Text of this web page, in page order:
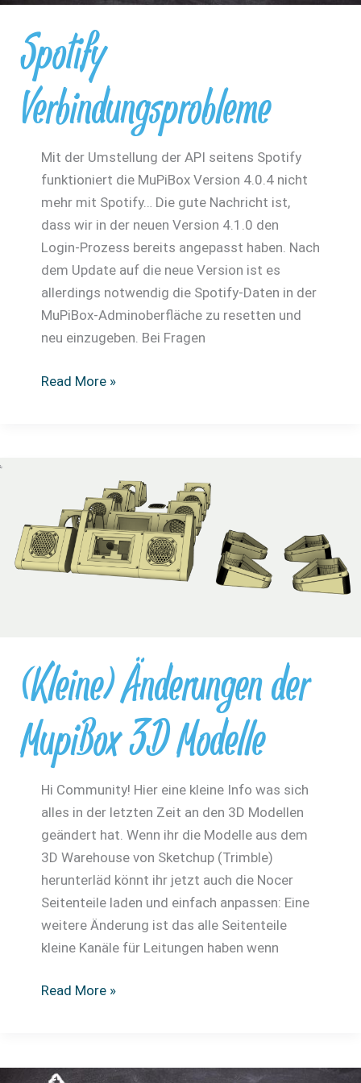
Spotify
Verbindungsprobleme
Mit der Umstellung der API seitens Spotify
funktioniert die MuPiBox Version 4.0.4 nicht
mehr mit Spotify… Die gute Nachricht ist,
dass wir in der neuen Version 4.1.0 den
Login-Prozess bereits angepasst haben. Nach
dem Update auf die neue Version ist es
allerdings notwendig die Spotify-Daten in der
MuPiBox-Adminoberfläche zu resetten und
neu einzugeben. Bei Fragen
Spotify
Read More »
(Kleine) Änderungen der
MupiBox 3D Modelle
Hi Community! Hier eine kleine Info was sich
alles in der letzten Zeit an den 3D Modellen
geändert hat. Wenn ihr die Modelle aus dem
3D Warehouse von Sketchup (Trimble)
herunterläd könnt ihr jetzt auch die Nocer
Seitenteile laden und einfach anpassen: Eine
weitere Änderung ist das alle Seitenteile
kleine Kanäle für Leitungen haben wenn
(Kleine)
Read More »